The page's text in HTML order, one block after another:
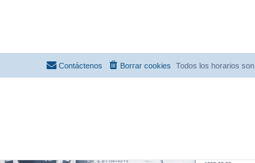
Todos los horarios son
Borrar cookies
Contáctenos